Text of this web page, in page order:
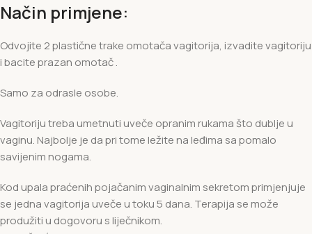
Način primjene:
Odvojite 2 plastične trake omotača vagitorija, izvadite vagitoriju
i bacite prazan omotač .
Samo za odrasle osobe.
Vagitoriju treba umetnuti uveče opranim rukama što dublje u
vaginu. Najbolje je da pri tome ležite na leđima sa pomalo
savijenim nogama.
Kod upala praćenih pojačanim vaginalnim sekretom primjenjuje
se jedna vagitorija uveče u toku 5 dana. Terapija se može
produžiti u dogovoru s liječnikom.